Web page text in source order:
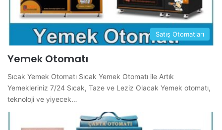
Satış Otomatları
Yemek Otomatı
Sıcak Yemek Otomatı Sıcak Yemek Otomatı ile Artık
Yemekleriniz 7/24 Sıcak, Taze ve Leziz Olacak Yemek otomatı,
teknoloji ve yiyecek…